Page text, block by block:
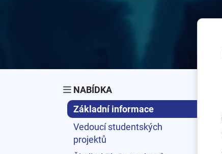
NABÍDKA
Základní informace
Vedoucí studentských
projektů